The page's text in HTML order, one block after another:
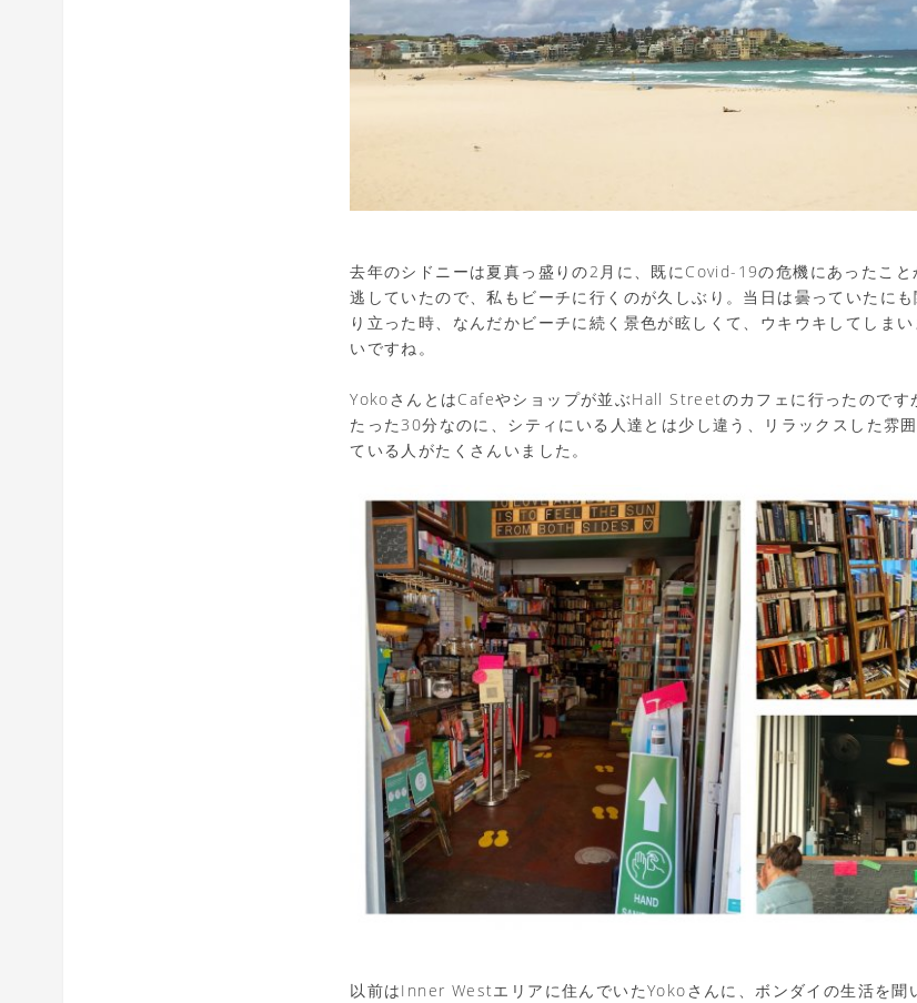
去年のシドニーは夏真っ盛りの2月に、既にCovid-19の危機にあったこ
逃していたので、私もビーチに行くのが久しぶり。当日は曇っていたに
り立った時、なんだかビーチに続く景色が眩しくて、ウキウキしてしま
いですね。
YokoさんとはCafeやショップが並ぶHall Streetのカフェに行ったのです
たった30分なのに、シティにいる人達とは少し違う、リラックスした雰
ている人がたくさんいました。
以前はInner Westエリアに住んでいたYokoさんに、ボンダイの生活を聞